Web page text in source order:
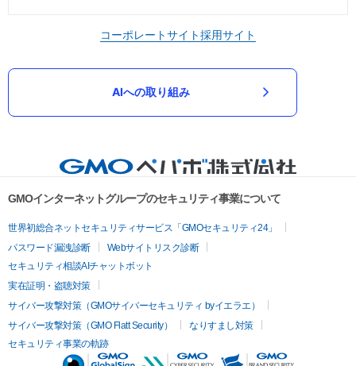
コーポレートサイト採用サイト
AIへの取り組み
GMOインターネットグループのセキュリティ事業について
世界初総合ネットセキュリティサービス「GMOセキュリティ24」
パスワード漏洩診断
Webサイトリスク診断
セキュリティ相談AIチャットボット
実在証明・盗聴対策
サイバー攻撃対策（GMOサイバーセキュリティ byイエラエ）
サイバー攻撃対策（GMO Flatt Security）
なりすまし対策
セキュリティ事業の軌跡